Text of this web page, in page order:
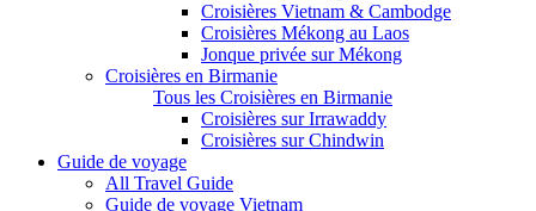
Croisières Vietnam & Cambodge
Croisières Mékong au Laos
Jonque privée sur Mékong
Croisières en Birmanie
Tous les Croisières en Birmanie
Croisières sur Irrawaddy
Croisières sur Chindwin
Guide de voyage
All Travel Guide
Guide de voyage Vietnam